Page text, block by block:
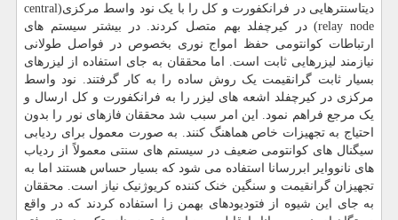
دیتاسنترهایی در فرانکفورت و کل را با یک نود واسط مرکزی(central
relay node) در کیرچفلد بهم متصل کردند. در بیشتر سیستم های
ارتباطات کوانتومی حفظ امواج نوری بخصوص در فواصل طولانی
نیازمند لیزرهایی ثابت است. اما محققان به جای استفاده از لیزرهای
بسیار ثابت گرانقیمت یک روش ساده را به کار گرفتند. نود واسط
مرکزی در کیرچفلد اشعه های لیزر را به فرانکفورت و کل ارسال و
یک مرجع فراهم نمود. این امر سبب شد محققان فازهای نور را بدون
احتیاج به تجهیزات خاص هماهنگ کنند. به صورت معمول برای ردیابی
سیگنال های کوانتومی ضعیف در سیستم های سنتی معمولاً از ردیاب
های نانووایر ابررسانا استفاده می شود که بسیار حساس هستند اما به
تجهیزان گرانقیمت و سنگین خنک کننده کریوژنیک نیاز است. محققان
به جای این شیوه از فتودیودهای بهمن زا استفاده کردند که در واقع